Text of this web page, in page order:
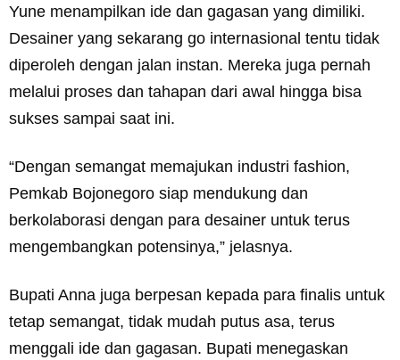
Yune menampilkan ide dan gagasan yang dimiliki.
Desainer yang sekarang go internasional tentu tidak
diperoleh dengan jalan instan. Mereka juga pernah
melalui proses dan tahapan dari awal hingga bisa
sukses sampai saat ini.
“Dengan semangat memajukan industri fashion,
Pemkab Bojonegoro siap mendukung dan
berkolaborasi dengan para desainer untuk terus
mengembangkan potensinya,” jelasnya.
Bupati Anna juga berpesan kepada para finalis untuk
tetap semangat, tidak mudah putus asa, terus
menggali ide dan gagasan. Bupati menegaskan